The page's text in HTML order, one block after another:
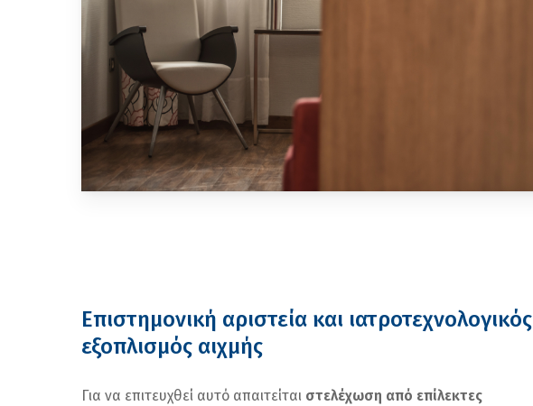
Επιστημονική αριστεία και ιατροτεχνολογικός
εξοπλισμός αιχμής
Για να επιτευχθεί αυτό απαιτείται στελέχωση από επίλεκτες